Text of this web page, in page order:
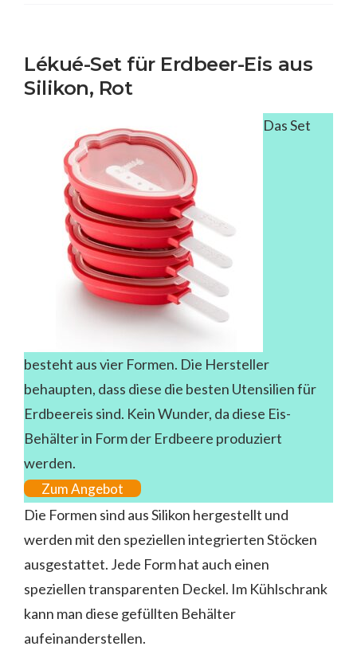
Lékué-Set für Erdbeer-Eis aus
Silikon, Rot
Das Set
besteht aus vier Formen. Die Hersteller
behaupten, dass diese die besten Utensilien für
Erdbeereis sind. Kein Wunder, da diese Eis-
Behälter in Form der Erdbeere produziert
werden.
Zum Angebot
Die Formen sind aus Silikon hergestellt und
werden mit den speziellen integrierten Stöcken
ausgestattet. Jede Form hat auch einen
speziellen transparenten Deckel. Im Kühlschrank
kann man diese gefüllten Behälter
aufeinanderstellen.